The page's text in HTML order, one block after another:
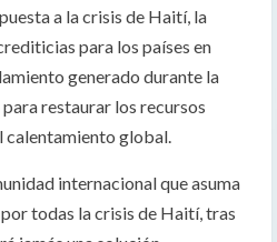
a la crisis de Haití, la
para los países en
generado durante la
restaurar los recursos
global.
internacional que asuma
todas la crisis de Haití, tras